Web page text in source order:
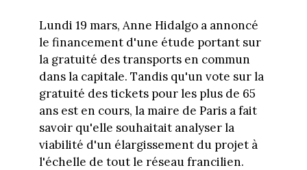
Lundi 19 mars, Anne Hidalgo a annoncé
le financement d'une étude portant sur
la gratuité des transports en commun
dans la capitale. Tandis qu'un vote sur la
gratuité des tickets pour les plus de 65
ans est en cours, la maire de Paris a fait
savoir qu'elle souhaitait analyser la
viabilité d'un élargissement du projet à
l'échelle de tout le réseau francilien.